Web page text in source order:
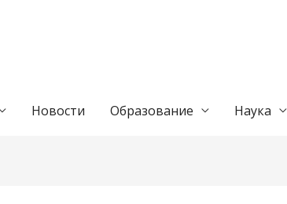
Новости Образование Наука